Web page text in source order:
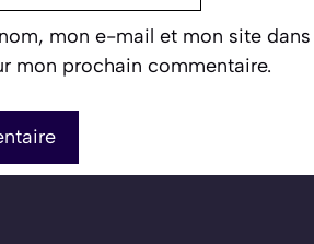
mon e-mail et mon site dans
mon prochain commentaire.